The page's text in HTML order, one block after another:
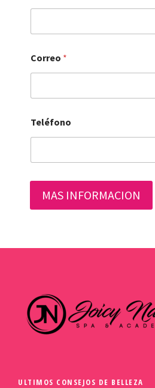
Correo *
Teléfono
MAS INFORMACION
ULTIMOS CONSEJOS DE BELLEZA